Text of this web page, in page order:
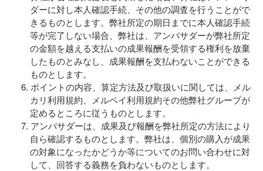
ダーに対し本人確認手続、その他の調査を行うことがで
きるものとします。弊社所定の期日までに本人確認手続
等が完了しない場合、弊社は、アンバサダーが弊社所定
の金額を越える支払いの成果報酬を受領する権利を放棄
したものとみなし、成果報酬を支払わないことができる
ものとします。
ポイントの内容、算定方法及び取扱いに関しては、メル
カリ利用規約、メルペイ利用規約その他弊社グループが
定めるところに従うものとします。
アンバサダーは、成果及び報酬を弊社所定の方法により
自ら確認するものとします。弊社は、個別の購入が成果
の対象になったかどうか等についてのお問い合わせに対
して、回答する義務を負わないものとします。